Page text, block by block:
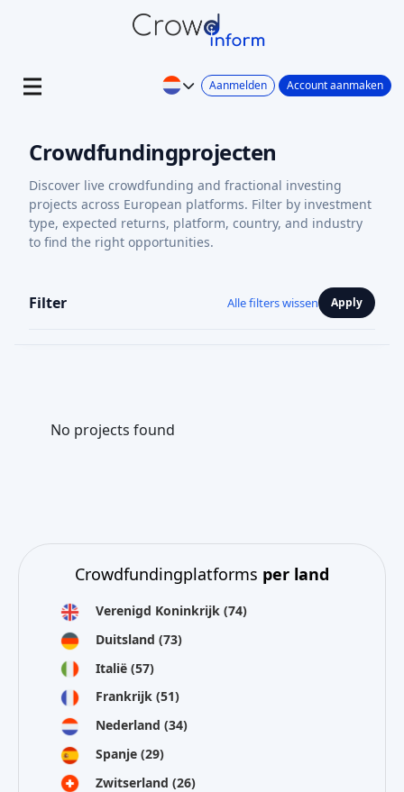
Aanmelden Account aanmaken
Crowdfundingprojecten
Discover live crowdfunding and fractional investing
projects across European platforms. Filter by investment
type, expected returns, platform, country, and industry
to find the right opportunities.
Filter Alle filters wissen Apply
No projects found
Crowdfundingplatforms per land
Verenigd Koninkrijk (74)
Duitsland (73)
Italië (57)
Frankrijk (51)
Nederland (34)
Spanje (29)
Zwitserland (26)